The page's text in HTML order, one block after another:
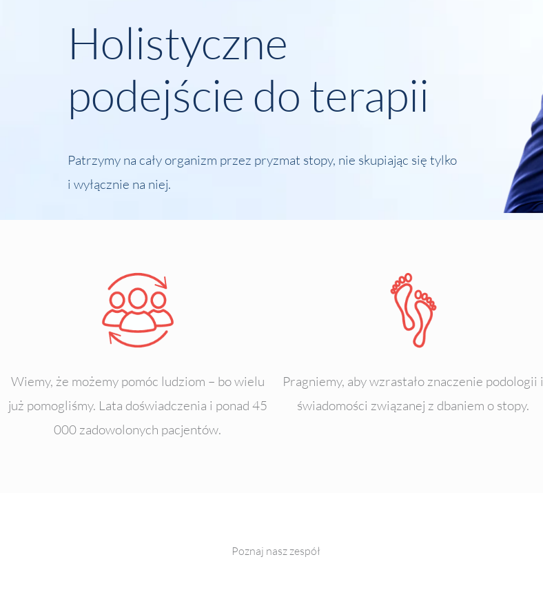
Holistyczne
podejście do terapii
Patrzymy na cały organizm przez pryzmat stopy, nie skupiając się tylko
i wyłącznie na niej.
Wiemy, że możemy pomóc ludziom – bo wielu
już pomogliśmy. Lata doświadczenia i ponad 45
000 zadowolonych pacjentów.
Pragniemy, aby wzrastało znaczenie podologii i
świadomości związanej z dbaniem o stopy.
Poznaj nasz zespół